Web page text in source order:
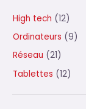
High tech (12)
Ordinateurs (9)
Réseau (21)
Tablettes (12)